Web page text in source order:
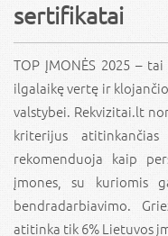
sertifikatai
TOP ĮMONĖS 2025 –
ilgalaikę vertę ir
valstybei. Rekvizitai.lt
kriterijus
rekomenduoja kaip
įmones, su kuriomis
bendradarbiavimo.
atitinka tik 6% Lietuvos